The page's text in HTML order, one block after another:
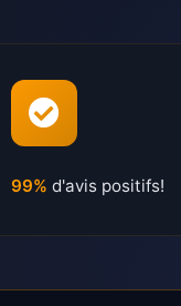
99% d'avis positifs!